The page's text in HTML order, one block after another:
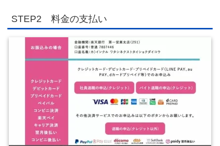
STEP2 料金の支払い